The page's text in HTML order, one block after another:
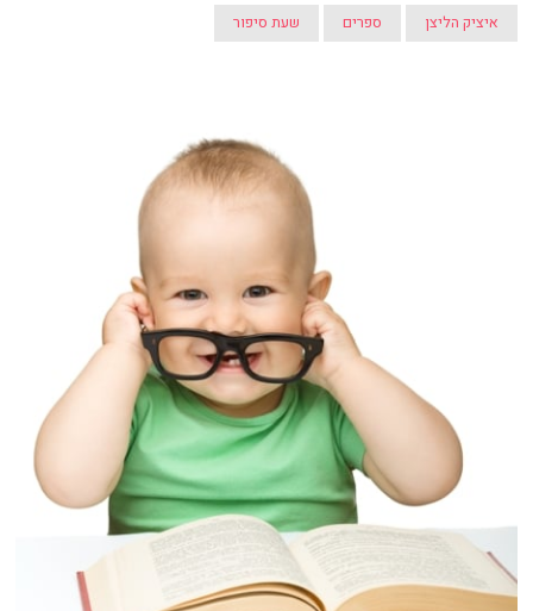
איציק הליצן ספרים שעת סיפור